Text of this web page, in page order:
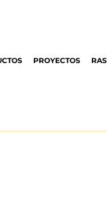
PROYECTOS